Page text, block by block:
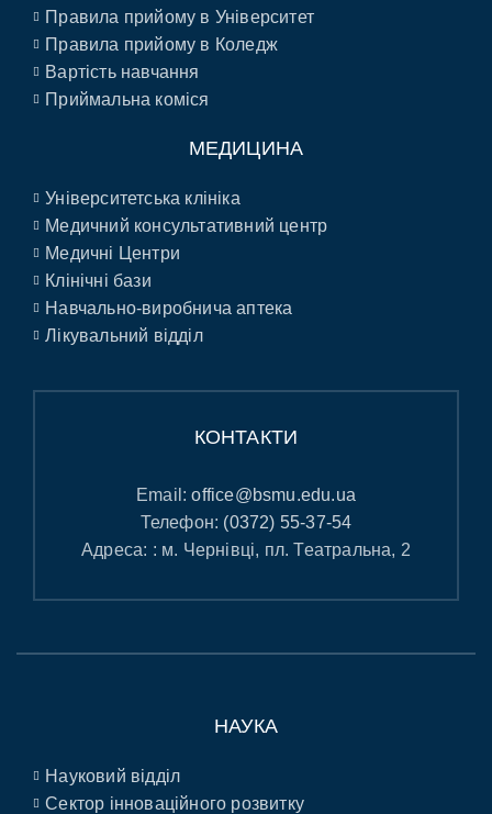
Правила прийому в Університет
Правила прийому в Коледж
Вартість навчання
Приймальна коміся
МЕДИЦИНА
Університетська клініка
Медичний консультативний центр
Медичні Центри
Клінічні бази
Навчально-виробнича аптека
Лікувальний відділ
КОНТАКТИ
Email:office@bsmu.edu.ua
Телефон: (0372) 55-37-54
Адреса: : м. Чернівці, пл. Театральна, 2
НАУКА
Науковий відділ
Сектор інноваційного розвитку